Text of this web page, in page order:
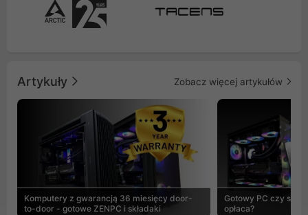
Artykuły Zobacz więcej artykułów
Komputery z gwarancją 36 miesięcy door-
to-door - gotowe ZENPC i składaki
Gotowy PC czy
opłaca?